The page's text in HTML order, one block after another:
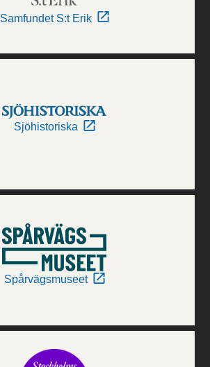
Samfundet S:t Erik
Sjöhistoriska
Spårvägsmuseet